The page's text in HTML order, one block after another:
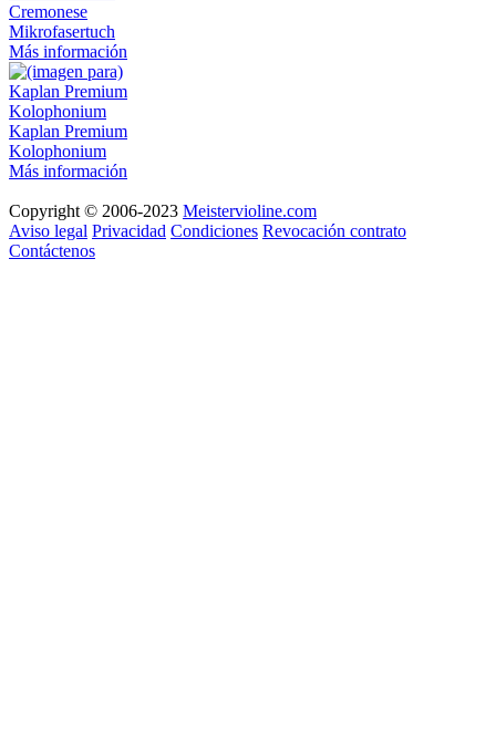
Cremonese
Mikrofasertuch
Más información
Kaplan Premium
Kolophonium
Más información
Copyright © 2006-2023 Meistervioline.com
Aviso legal Privacidad Condiciones Revocación contrato
Contáctenos